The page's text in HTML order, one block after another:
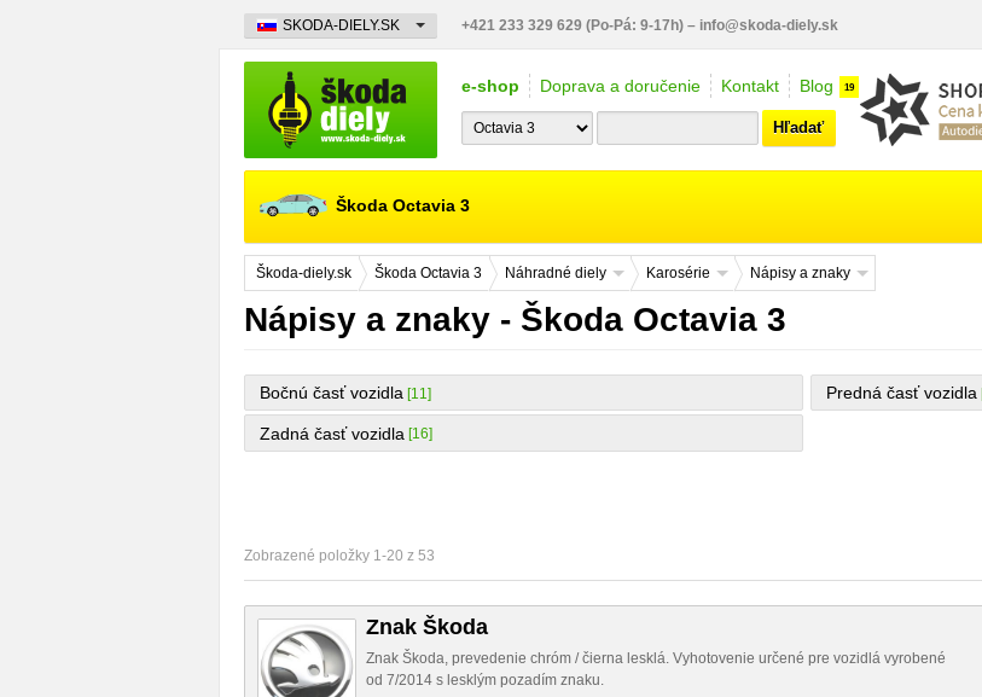
e-shop Doprava a doručenie Kontakt Blog 19
Hľadať
Škoda Octavia 3
Škoda-diely.sk Škoda Octavia 3 Náhradné diely Karosérie Nápisy a znaky
Nápisy a znaky - Škoda Octavia 3
Bočnú časť vozidla [11] Predná časť vozidla
Zadná časť vozidla [16]
Zobrazené položky 1-20 z 53
Znak Škoda
Znak Škoda, prevedenie chróm / čierna lesklá. Vyhotovenie určené pre vozidlá vyrobené
od 7/2014 s lesklým pozadím znaku.
SKODA-DIELY.SK +421 233 329 629 (Po-Pá: 9-17h) – info@skoda-diely.sk